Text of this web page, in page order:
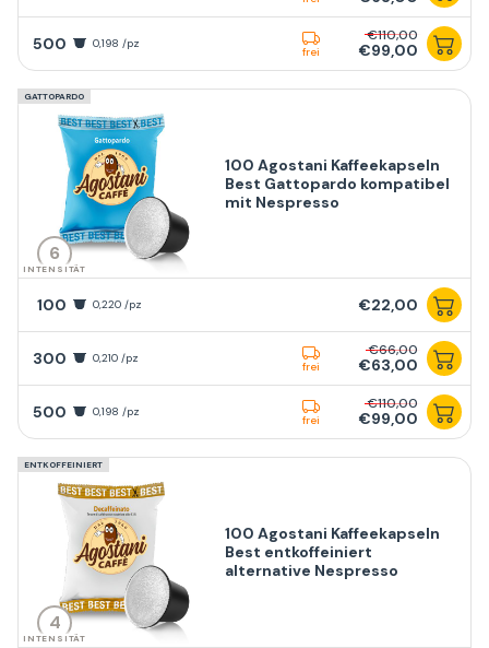
500 0,198 /pz
frei
€110,00
€99,00
GATTOPARDO
6
INTENSITÄT
100 Agostani Kaffeekapseln
Best Gattopardo kompatibel
mit Nespresso
100 0,220 /pz €22,00
300 0,210 /pz
frei
€66,00
€63,00
500 0,198 /pz
frei
€110,00
€99,00
ENTKOFFEINIERT
4
INTENSITÄT
100 Agostani Kaffeekapseln
Best entkoffeiniert
alternative Nespresso